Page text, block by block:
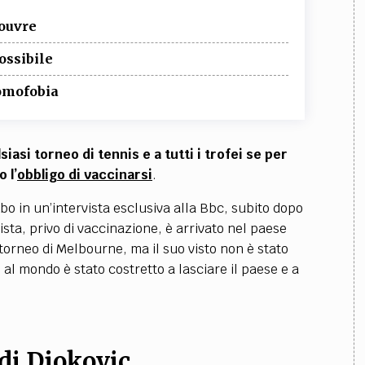
torneo di tennis e a tutti i trofei se per
l’obbligo di vaccinarsi.
in un’intervista esclusiva alla Bbc, subito dopo
privo di vaccinazione, è arrivato nel paese
di Melbourne, ma il suo visto non è stato
mondo è stato costretto a lasciare il paese e a